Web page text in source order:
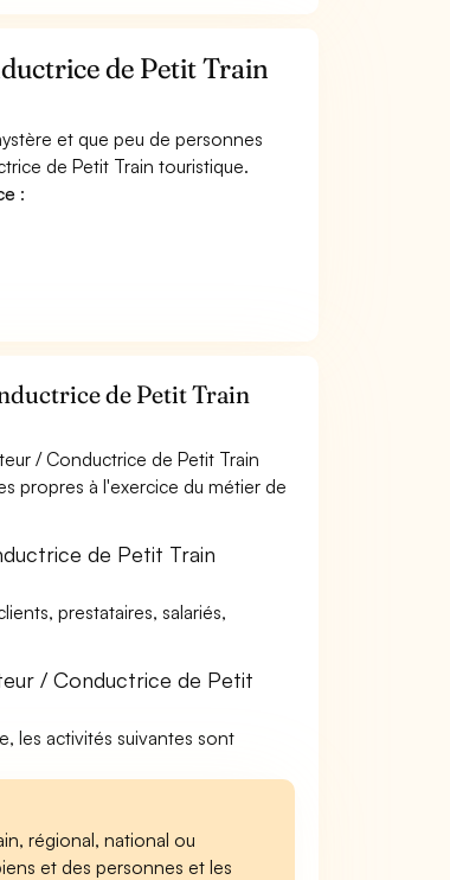
de Petit Train
et que peu de personnes
de Petit Train touristique.
:
de Petit Train
/ Conductrice de Petit Train
propres à l'exercice du métier de
de Petit Train
prestataires, salariés,
/ Conductrice de Petit
les activités suivantes sont
régional, national ou
et des personnes et les